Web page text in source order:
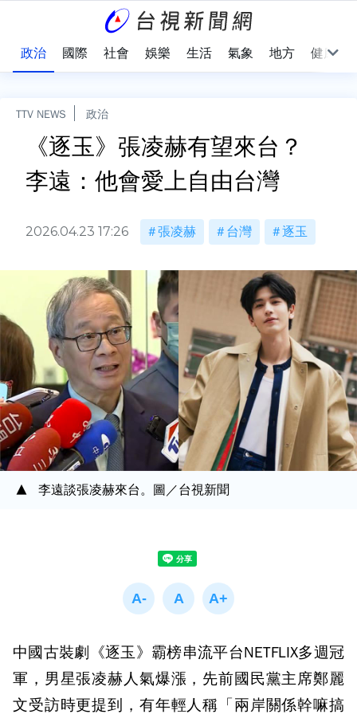
政治 國際 社會 娛樂 生活 氣象 地方 健康
TTV NEWS 政治
《逐玉》張凌赫有望來台？
李遠：他會愛上自由台灣
2026.04.23 17:26 張凌赫 台灣 逐玉
李遠談張凌赫來台。圖／台視新聞
中國古裝劇《逐玉》霸榜串流平台NETFLIX多週冠
軍，男星張凌赫人氣爆漲，先前國民黨主席鄭麗
文受訪時更提到，有年輕人稱「兩岸關係幹嘛搞